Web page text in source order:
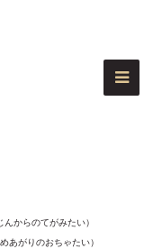
からのてがみたい）
あがりのおちゃたい）